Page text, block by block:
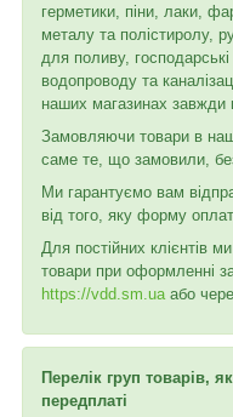
герметики, піни, лаки,
металу та полістиролу,
для поливу,
водопроводу та
наших магазинах завжди
Замовляючи товари в
саме те, що замовили, без
Ми гарантуємо вам
від того, яку форму
Для постійних клієнтів
товари при оформленні
https://vdd.sm.ua або
Перелік груп товарів,
передплаті